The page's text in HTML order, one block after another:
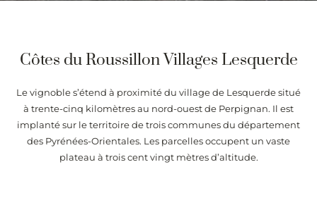
Côtes du Roussillon Villages Lesquerde
Le vignoble s’étend à proximité du village de Lesquerde situé
à trente-cinq kilomètres au nord-ouest de Perpignan. Il est
implanté sur le territoire de trois communes du département
des Pyrénées-Orientales. Les parcelles occupent un vaste
plateau à trois cent vingt mètres d’altitude.